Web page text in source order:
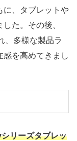
に、タブレットや
た。その後、
、多様な製品ラ
感を高めてきまし
リーズタブレッ